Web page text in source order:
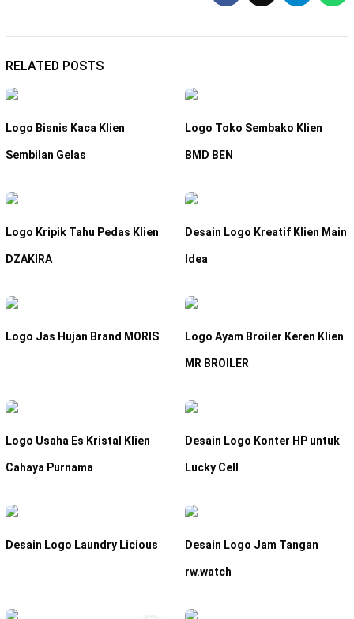
RELATED POSTS
Logo Bisnis Kaca Klien
Sembilan Gelas
Logo Toko Sembako Klien
BMD BEN
Logo Kripik Tahu Pedas Klien
DZAKIRA
Desain Logo Kreatif Klien Main
Idea
Logo Jas Hujan Brand MORIS Logo Ayam Broiler Keren Klien
MR BROILER
Logo Usaha Es Kristal Klien
Cahaya Purnama
Desain Logo Konter HP untuk
Lucky Cell
Desain Logo Laundry Licious Desain Logo Jam Tangan
rw.watch